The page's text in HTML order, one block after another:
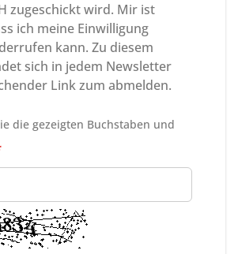
zugeschickt wird. Mir ist
ich meine Einwilligung
kann. Zu diesem
sich in jedem Newsletter
Link zum abmelden.
die gezeigten Buchstaben und